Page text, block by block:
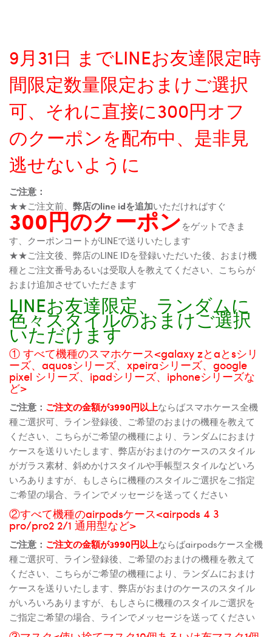
9月31日 までLINEお友達限定時
間限定数量限定おまけご選択
可、それに直接に300円オフ
のクーポンを配布中、是非見
逃せないように
ご注意：
★★ご注文前、 弊店のline idを追加いただければすぐ
300円のクーポンをゲットできま
す、クーポンコートがLINEで送りいたします
★★ご注文後、弊店のLINE IDを登録いただいた後、おまけ機
種とご注文番号あるいは受取人を教えてください、こちらが
おまけ追加させていただきます
LINEお友達限定、ランダムに
色々スタイルのおまけご選択
いただけます
① すべて機種のスマホケース<galaxy zとaとsシリ
ーズ、aquosシリーズ、xpeiraシリーズ、google
pixel シリーズ、ipadシリーズ、iphoneシリーズな
ど>
ご注意： ご注文の金額が3990円以上ならばスマホケース全機
種ご選択可、ライン登録後、ご希望のおまけの機種を教えて
ください、こちらがご希望の機種により、ランダムにおまけ
ケースを送りいたします、弊店がおまけのケースのスタイル
がガラス素材、斜めかけスタイルや手帳型スタイルなどいろ
いろありますが、もしさらに機種のスタイルご選択をご指定
ご希望の場合、ラインでメッセージを送ってください
②すべて機種のairpodsケース<airpods 4 3
pro/pro2 2/1 通用型など>
ご注意： ご注文の金額が3990円以上ならばairpodsケース全機
種ご選択可、ライン登録後、ご希望のおまけの機種を教えて
ください、こちらがご希望の機種により、ランダムにおまけ
ケースを送りいたします、弊店がおまけのケースのスタイル
がいろいろありますが、もしさらに機種のスタイルご選択を
ご指定ご希望の場合、ラインでメッセージを送ってください